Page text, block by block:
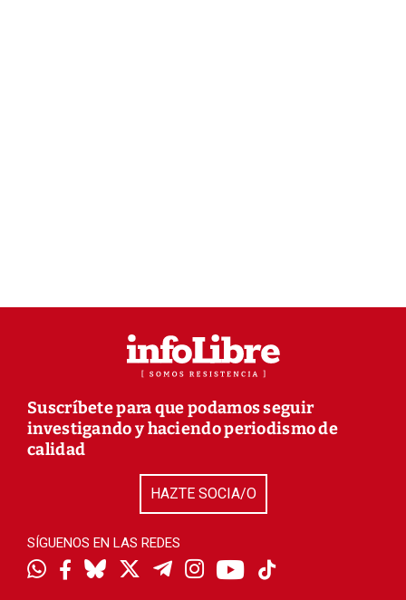
Suscríbete para que podamos seguir
investigando y haciendo periodismo de
calidad
HAZTE SOCIA/O
SÍGUENOS EN LAS REDES